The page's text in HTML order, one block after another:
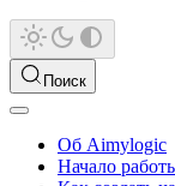
Поиск
Об Aimylogic
Начало